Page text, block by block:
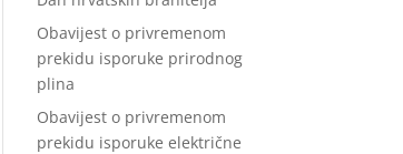
Obavijest o privremenom
prekidu isporuke prirodnog
plina
Obavijest o privremenom
prekidu isporuke električne